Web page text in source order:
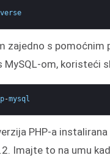
zajedno s pomoćnim
om, koristeći
-mysql
PHP-a
Imajte to na umu